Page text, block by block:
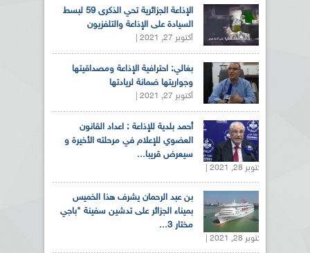
الإذاعة الجزائرية تحي الذكرى 59 لبسط
السيادة على الإذاعة والتلفزيون
أكتوبر 27, 2021 |
بغالي: احترافية الإذاعة ومصداقيتها
وجواريتها ضمانة لريادتها
أكتوبر 27, 2021 |
أحمد بلدية للإذاعة : اعداد القانون
العضوي للإعلام في مرحلته الأخيرة و
سيعرض قريبا...
أكتوبر 28, 2021 |
بن عبد الرحمان يشرف هذا الخميس
بميناء الجزائر على تدشين سفينة "باجي
مختار 3...
أكتوبر 28, 2021 |